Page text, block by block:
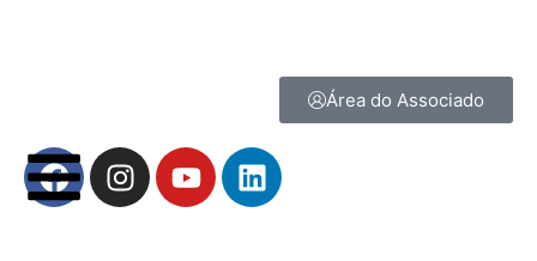
Área do Associado